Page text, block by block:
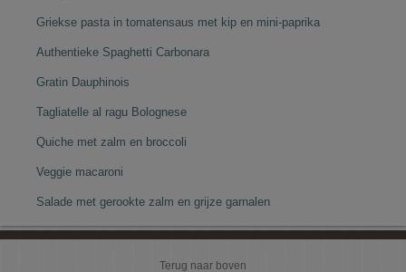
Griekse pasta in tomatensaus met kip en mini-paprika
Authentieke Spaghetti Carbonara
Gratin Dauphinois
Tagliatelle al ragu Bolognese
Quiche met zalm en broccoli
Veggie macaroni
Salade met gerookte zalm en grijze garnalen
Terug naar boven